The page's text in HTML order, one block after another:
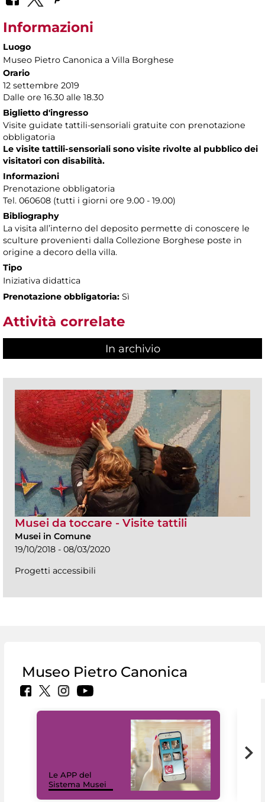
Informazioni
Luogo
Museo Pietro Canonica a Villa Borghese
Orario
12 settembre 2019
Dalle ore 16.30 alle 18.30
Biglietto d'ingresso
Visite guidate tattili-sensoriali gratuite con prenotazione
obbligatoria
Le visite tattili-sensoriali sono visite rivolte al pubblico dei
visitatori con disabilità.
Informazioni
Prenotazione obbligatoria
Tel. 060608 (tutti i giorni ore 9.00 - 19.00)
Bibliography
La visita all’interno del deposito permette di conoscere le
sculture provenienti dalla Collezione Borghese poste in
origine a decoro della villa.
Tipo
Iniziativa didattica
Prenotazione obbligatoria: Sì
Attività correlate
In archivio
Musei da toccare - Visite tattili
Musei in Comune
19/10/2018 - 08/03/2020
Progetti accessibili
Museo Pietro Canonica
Le APP del
Sistema Musei